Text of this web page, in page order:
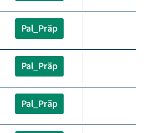
Pal_Präp
Pal_Präp
Pal_Präp